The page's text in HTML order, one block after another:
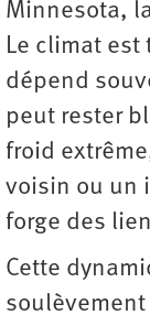
Minnesota,
Le climat
dépend
peut rester
froid
voisin ou un
forge des
Cette
soulèvement